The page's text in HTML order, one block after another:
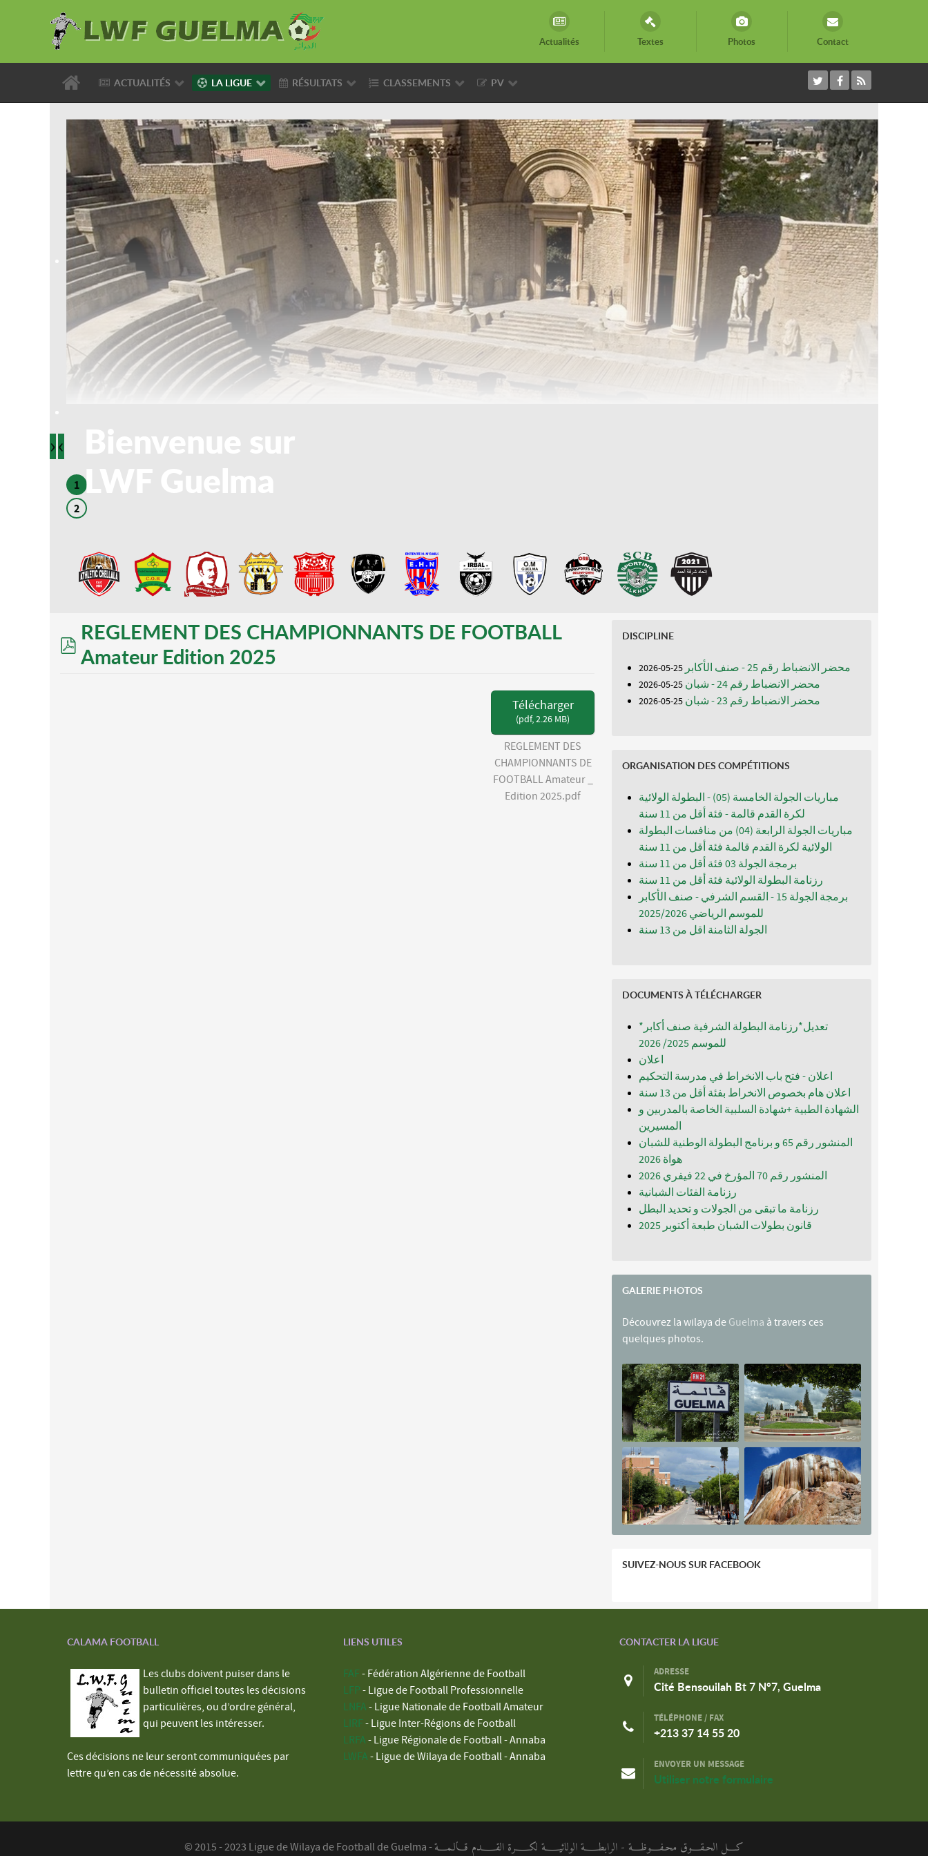
Actualités Textes Photos Contact
ACTUALITÉS LA LIGUE RÉSULTATS CLASSEMENTS PV
LWF Guelma
›‹
1
2
pdf
REGLEMENT DES CHAMPIONNANTS DE FOOTBALL
Amateur Edition 2025
Télécharger
(pdf,2.26 MB)
REGLEMENT DES
CHAMPIONNANTS DE
FOOTBALL Amateur _
Edition 2025.pdf
DISCIPLINE
محضر الانضباط رقم 25 - صنف الأكابر 25-05-2026
محضر الانضباط رقم 24 - شبان 25-05-2026
محضر الانضباط رقم 23 - شبان 25-05-2026
ORGANISATION DES COMPÉTITIONS
مباريات الجولة الخامسة (05) - البطولة الولائية
لكرة القدم قالمة - فئة أقل من 11 سنة
مباريات الجولة الرابعة (04) من منافسات البطولة
الولائية لكرة القدم قالمة فئة أقل من 11 سنة
برمجة الجولة 03 فئة أقل من 11 سنة
رزنامة البطولة الولائية فئة أقل من 11 سنة
برمجة الجولة 15 - القسم الشرفي - صنف الأكابر
للموسم الرياضي 2025/2026
الجولة الثامنة اقل من 13 سنة
DOCUMENTS À TÉLÉCHARGER
*تعديل*رزنامة البطولة الشرفية صنف أكابر
للموسم 2025/ 2026
اعلان
اعلان - فتح باب الانخراط في مدرسة التحكيم
اعلان هام بخصوص الانخراط بفئة أقل من 13 سنة
الشهادة الطبية +شهادة السلبية الخاصة بالمدربين و
المسيرين
المنشور رقم 65 و برنامج البطولة الوطنية للشبان
المنشور رقم 70 المؤرخ في 22 فيفري 2026
رزنامة الفئات الشبانية
رزنامة ما تبقى من الجولات و تحديد البطل
قانون بطولات الشبان طبعة أكتوبر 2025
GALERIE PHOTOS
Découvrez la wilaya de Guelma à travers ces
quelques photos.
SUIVEZ-NOUS SUR FACEBOOK
CALAMA FOOTBALL
Les clubs doivent puiser dans le
bulletin officiel toutes les décisions
particulières, ou d’ordre général,
qui peuvent les intéresser.
Ces décisions ne leur seront communiquées par
lettre qu’en cas de nécessité absolue.
LIENS UTILES
FAF - Fédération Algérienne de Football
LFP - Ligue de Football Professionnelle
LNFA - Ligue Nationale de Football Amateur
LIRF - Ligue Inter-Régions de Football
LRFA - Ligue Régionale de Football - Annaba
LWFA - Ligue de Wilaya de Football - Annaba
CONTACTER LA LIGUE
ADRESSE
Cité Bensouilah Bt 7 N°7, Guelma
TÉLÉPHONE / FAX
+213 37 14 55 20
ENVOYER UN MESSAGE
Utiliser notre formulaire
© 2015 - 2023 Ligue de Wilaya de Football de Guelma -كـــل الحـقـــوق محـفـــوظـــة - الرابطــــة الولائيــــة لكــــرة القــــدم قـالـمـــة